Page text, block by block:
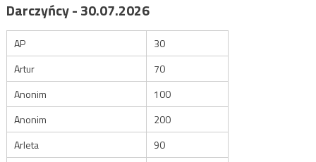
Darczyńcy - 30.07.2026
AP
30
Artur
70
Anonim
100
Anonim
200
Arleta
90